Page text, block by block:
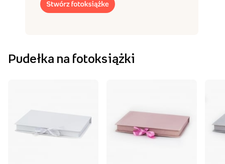
Pudełka na fotoksiążki